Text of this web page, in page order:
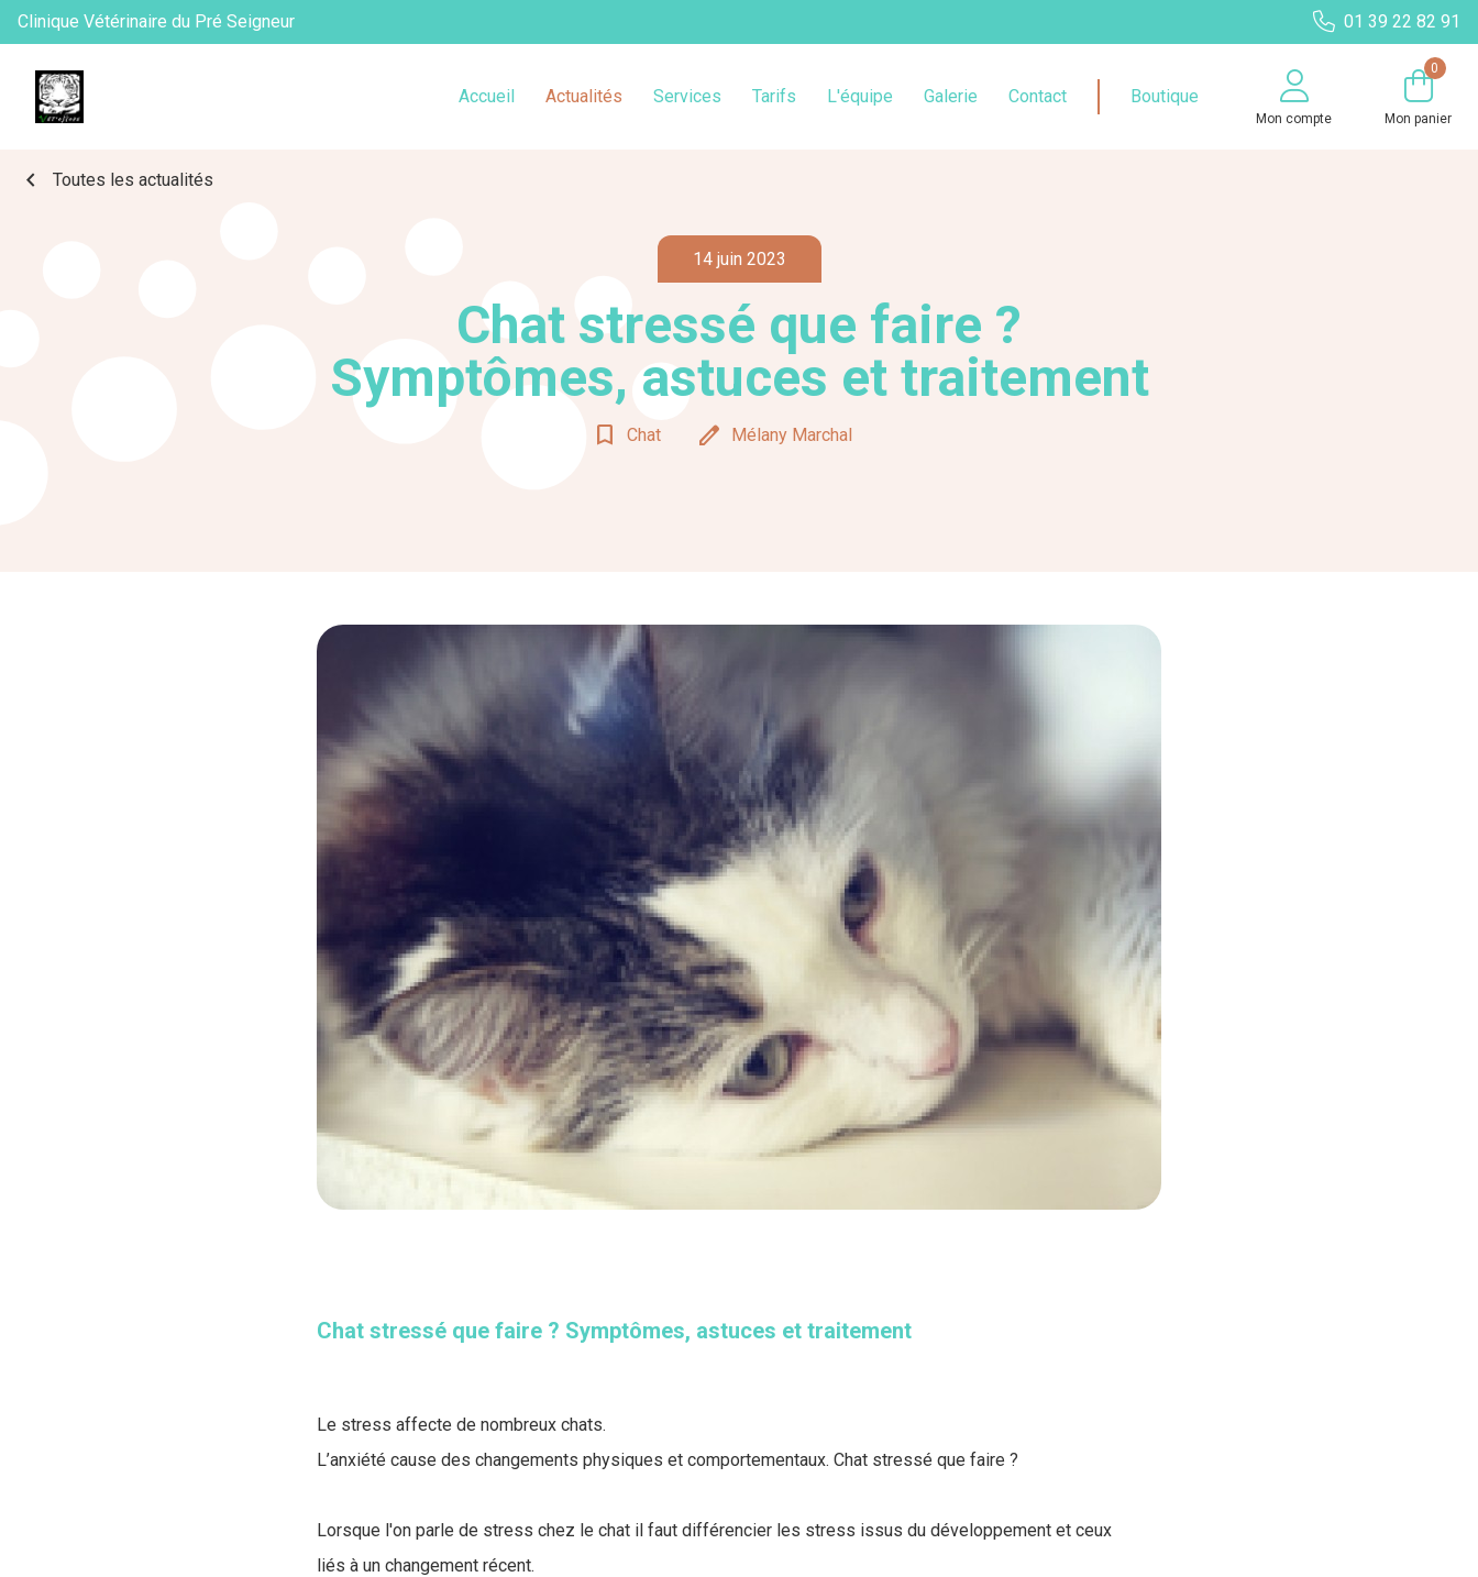
Clinique Vétérinaire du Pré Seigneur 01 39 22 82 91
Accueil Actualités Services Tarifs L'équipe Galerie Contact Boutique
Mon compte
0
Mon panier
chevron_left Toutes les actualités
14 juin 2023
Chat stressé que faire ?
Symptômes, astuces et traitement
bookmark_border Chat edit Mélany Marchal
Chat stressé que faire ? Symptômes, astuces et traitement
Le stress affecte de nombreux chats.
L’anxiété cause des changements physiques et comportementaux. Chat stressé que faire ?
Lorsque l'on parle de stress chez le chat il faut différencier les stress issus du développement et ceux
liés à un changement récent.